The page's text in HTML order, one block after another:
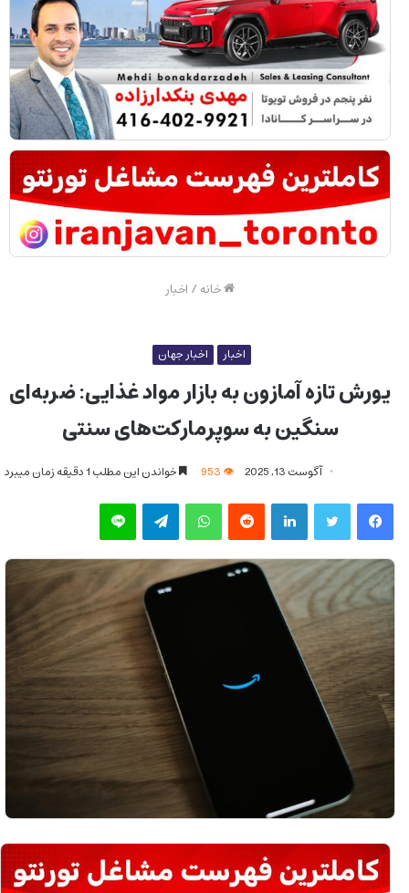
خانه/ اخبار
اخبار اخبار جهان
یورش تازه آمازون به بازار مواد غذایی: ضربه‌ای
سنگین به سوپرمارکت‌های سنتی
آگوست 13, 2025 خواندن این مطلب 1 دقیقه زمان میبرد
فیس بوک توییتر لینکدین‫رددیت واتس آپ تلگرام لاین